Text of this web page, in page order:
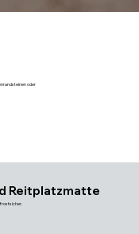
oder
Reitplatzmatte